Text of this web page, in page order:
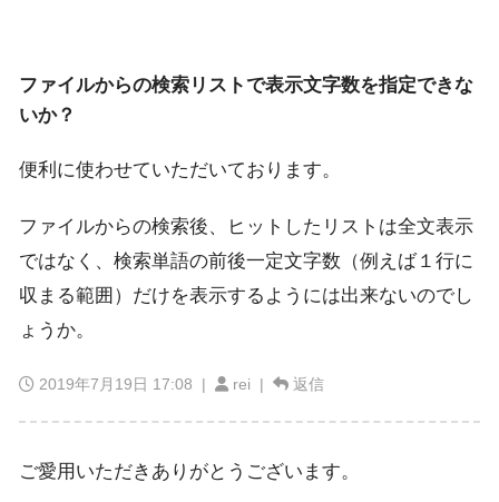
ファイルからの検索リストで表示文字数を指定できな
いか？
便利に使わせていただいております。
ファイルからの検索後、ヒットしたリストは全文表示
ではなく、検索単語の前後一定文字数（例えば１行に
収まる範囲）だけを表示するようには出来ないのでし
ょうか。
2019年7月19日 17:08 | rei | 返信
ご愛用いただきありがとうございます。